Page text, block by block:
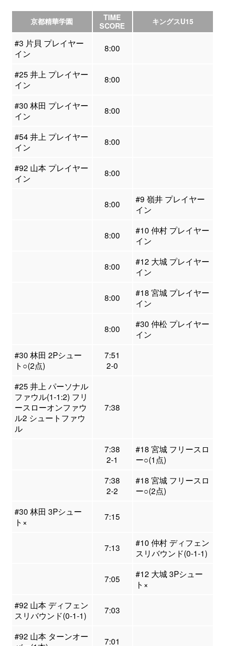
京都精華学園
TIME
SCORE
キングスU15
#3 片貝 プレイヤー
イン
8:00
#25 井上 プレイヤー
イン
8:00
#30 林田 プレイヤー
イン
8:00
#54 井上 プレイヤー
イン
8:00
#92 山本 プレイヤー
イン
8:00
8:00
#9 嶺井 プレイヤー
イン
8:00
#10 仲村 プレイヤー
イン
8:00
#12 大城 プレイヤー
イン
8:00
#18 宮城 プレイヤー
イン
8:00
#30 仲松 プレイヤー
イン
#30 林田 2Pシュー
ト○(2点)
7:51
2-0
#25 井上 パーソナル
ファウル(1-1:2) フリ
ースローオンファウ
ル2 シュートファウ
ル
7:38
7:38
2-1
#18 宮城 フリースロ
ー○(1点)
7:38
2-2
#18 宮城 フリースロ
ー○(2点)
#30 林田 3Pシュー
ト×
7:15
7:13
#10 仲村 ディフェン
スリバウンド(0-1-1)
7:05
#12 大城 3Pシュー
ト×
#92 山本 ディフェン
スリバウンド(0-1-1)
7:03
#92 山本 ターンオー
7:01